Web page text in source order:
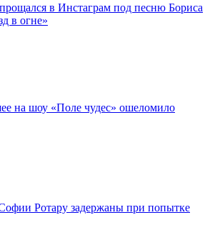
в Инстаграм под песню Бориса
в огне»
на шоу «Поле чудес» ошеломило
Ротару задержаны при попытке